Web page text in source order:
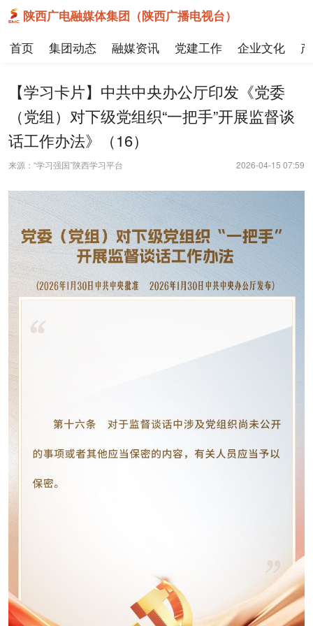
陕西广电融媒体集团（陕西广播电视台）
首页 集团动态 融媒资讯 党建工作 企业文化
【学习卡片】中共中央办公厅印发《党委
（党组）对下级党组织“一把手”开展监督谈
话工作办法》（16）
来源：“学习强国”陕西学习平台 2026-04-15 07:59